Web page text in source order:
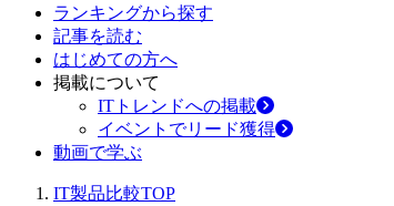
ランキングから探す
記事を読む
はじめての方へ
掲載について
ITトレンドへの掲載
イベントでリード獲得
動画で学ぶ
IT製品比較TOP